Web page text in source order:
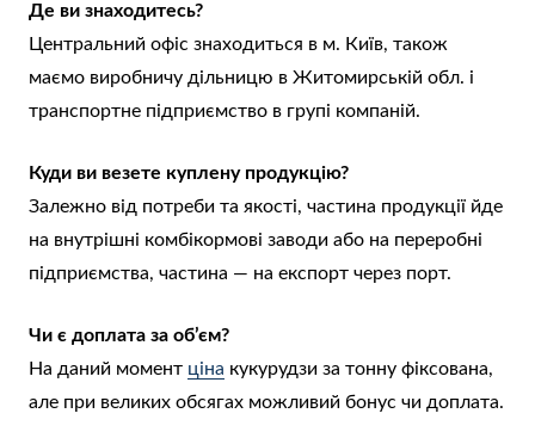
Де ви знаходитесь?
Центральний офіс знаходиться в м. Київ, також
маємо виробничу дільницю в Житомирській обл. і
транспортне підприємство в групі компаній.
Куди ви везете куплену продукцію?
Залежно від потреби та якості, частина продукції йде
на внутрішні комбікормові заводи або на переробні
підприємства, частина — на експорт через порт.
Чи є доплата за об’єм?
На даний момент ціна кукурудзи за тонну фіксована,
але при великих обсягах можливий бонус чи доплата.